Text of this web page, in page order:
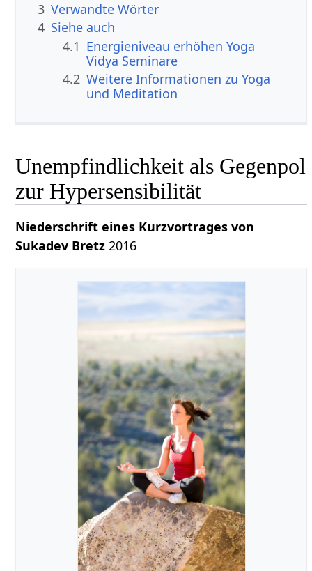
3 Verwandte Wörter
4 Siehe auch
4.1 Energieniveau erhöhen Yoga
Vidya Seminare
4.2 Weitere Informationen zu Yoga
und Meditation
Unempfindlichkeit als Gegenpol
zur Hypersensibilität
Niederschrift eines Kurzvortrages von
Sukadev Bretz 2016